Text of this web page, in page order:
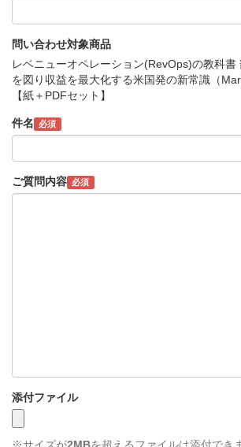
問い合わせ対象商品
レベニューオペレーション(RevOps)の教科書
を図り収益を最大化する米国発の新常識（
【紙＋PDFセット】
件名 必須
ご質問内容 必須
添付ファイル